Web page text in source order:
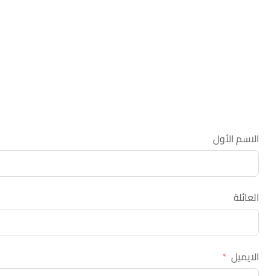
الاسم الأول
العائلة
الايميل